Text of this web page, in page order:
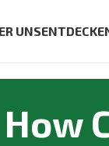
UNS
How